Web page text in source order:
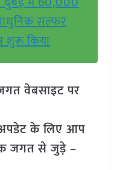
सल्फर
शुरू किया
वेबसाइट पर
के लिए आप
जगत से जुड़े –